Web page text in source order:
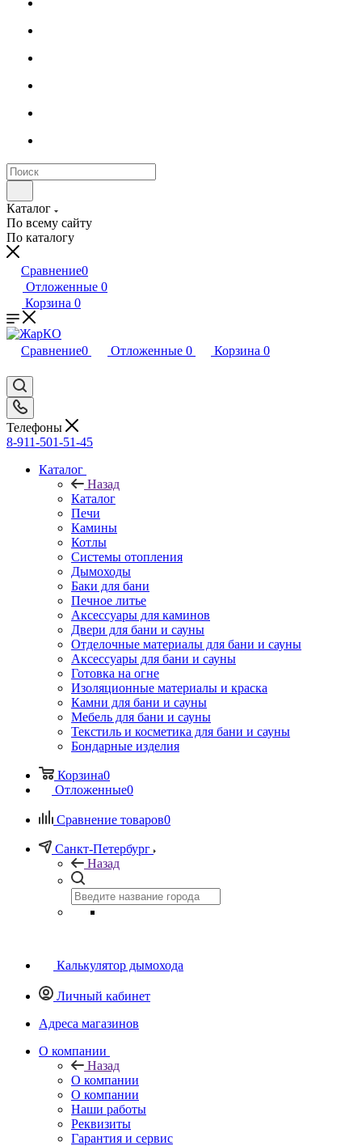
Каталог
По всему сайту
По каталогу
Сравнение0
Отложенные 0
Корзина 0
Сравнение0 Отложенные 0 Корзина 0
Телефоны
8-911-501-51-45
Каталог
Назад
Каталог
Печи
Камины
Котлы
Системы отопления
Дымоходы
Баки для бани
Печное литье
Аксессуары для каминов
Двери для бани и сауны
Отделочные материалы для бани и сауны
Аксессуары для бани и сауны
Готовка на огне
Изоляционные материалы и краска
Камни для бани и сауны
Мебель для бани и сауны
Текстиль и косметика для бани и сауны
Бондарные изделия
Корзина0
Отложенные0
Сравнение товаров0
Санкт-Петербург
Назад
Калькулятор дымохода
Личный кабинет
Адреса магазинов
O компании
Назад
O компании
О компании
Наши работы
Реквизиты
Гарантия и сервис